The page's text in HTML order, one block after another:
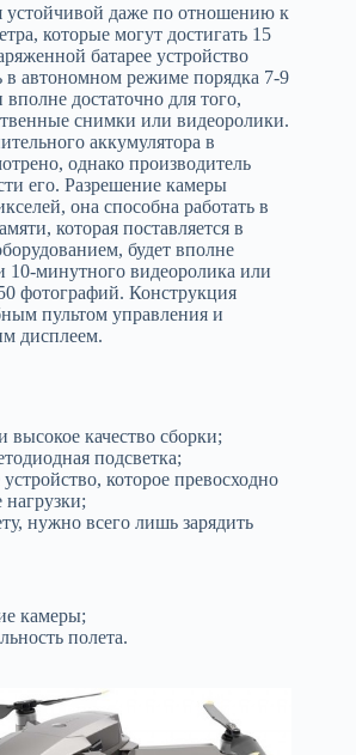
устойчивой даже по отношению к
которые могут достигать 15
батарее устройство
в автономном режиме порядка 7-9
достаточно для того,
снимки или видеоролики.
аккумулятора в
однако производитель
его. Разрешение камеры
она способна работать в
которая поставляется в
будет вполне
10-минутного видеоролика или
фотографий. Конструкция
пультом управления и
дисплеем.
качество сборки;
подсветка;
которое превосходно
нужно всего лишь зарядить
камеры;
полета.